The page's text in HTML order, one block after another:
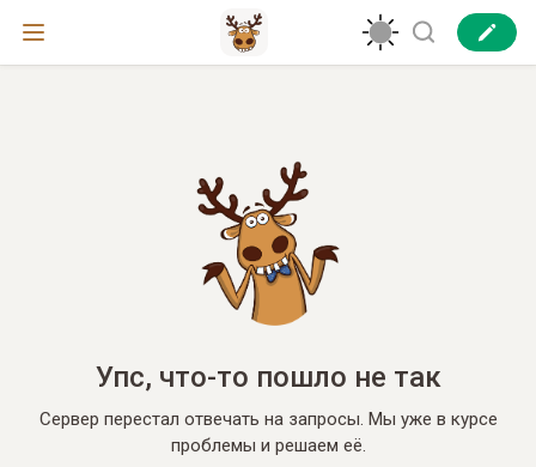
Упс, что-то пошло не так
Сервер перестал отвечать на запросы. Мы уже в курсе
проблемы и решаем её.